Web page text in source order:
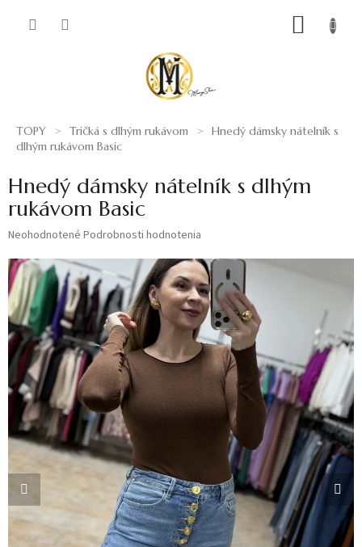
TOPY Tričká s dlhým rukávom
Hnedý dámsky nátelník s
dlhým rukávom Basic
Hnedý dámsky nátelník s dlhým
rukávom Basic
Priemerné
produktu
je
0,0
z
5
hviezdičiek.
Neohodnotené Podrobnosti hodnotenia